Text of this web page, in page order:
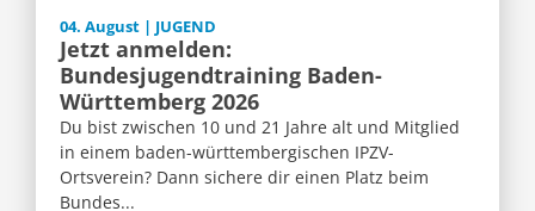
04. August | JUGEND
Jetzt anmelden:
Bundesjugendtraining Baden-
Württemberg 2026
Du bist zwischen 10 und 21 Jahre alt und Mitglied
in einem baden-württembergischen IPZV-
Ortsverein? Dann sichere dir einen Platz beim
Bundes...